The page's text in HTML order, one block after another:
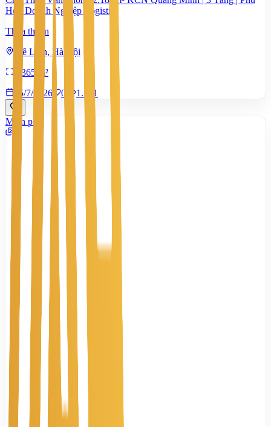
Hợp Doanh Nghiệp Logistics
Thỏa thuận
Mê Linh, Hà Nội
6.365 m²
15/7/2026
0 1.581
Miễn phí